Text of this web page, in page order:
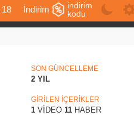
18 İndirim
Önerileri
indirim
kodu
SON GÜNCELLEME
2 YIL
GİRİLEN İÇERİKLER
1 VİDEO 11 HABER